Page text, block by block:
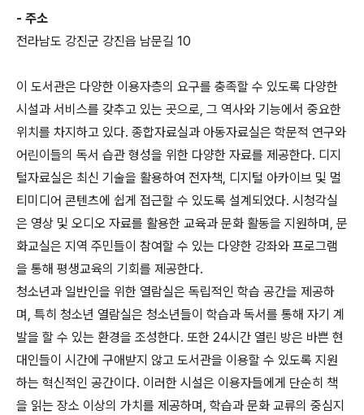
- 주소
전라남도 강진군 강진읍 남문길 10
이 도서관은 다양한 이용자층의 요구를 충족할 수 있도록 다양한
시설과 서비스를 갖추고 있는 곳으로, 그 역사와 기능에서 중요한
위치를 차지하고 있다. 종합자료실과 아동자료실은 학문적 연구와
어린이들의 독서 습관 형성을 위한 다양한 자료를 제공한다. 디지
털자료실은 최신 기술을 활용하여 전자책, 디지털 아카이브 및 멀
티미디어 콘텐츠에 쉽게 접근할 수 있도록 설계되었다. 시청각실
은 영상 및 오디오 자료를 활용한 교육과 문화 활동을 지원하며, 문
화교실은 지역 주민들이 참여할 수 있는 다양한 강좌와 프로그램
을 통해 평생교육의 기회를 제공한다.
청소년과 일반인을 위한 열람실은 독립적인 학습 공간을 제공하
며, 특히 청소년 열람실은 청소년들이 학습과 독서를 통해 자기 계
발을 할 수 있는 환경을 조성한다. 또한 24시간 열린 방은 바쁜 현
대인들이 시간에 구애받지 않고 도서관을 이용할 수 있도록 지원
하는 혁신적인 공간이다. 이러한 시설은 이용자들에게 단순히 책
을 읽는 장소 이상의 가치를 제공하며, 학습과 문화 교류의 중심지